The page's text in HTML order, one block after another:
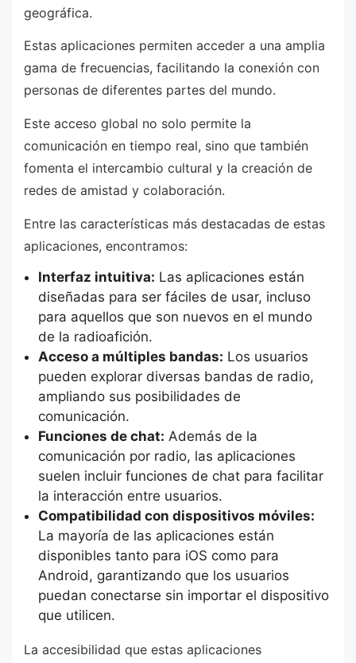
geográfica.
Estas aplicaciones permiten acceder a una amplia
gama de frecuencias, facilitando la conexión con
personas de diferentes partes del mundo.
Este acceso global no solo permite la
comunicación en tiempo real, sino que también
fomenta el intercambio cultural y la creación de
redes de amistad y colaboración.
Entre las características más destacadas de estas
aplicaciones, encontramos:
Interfaz intuitiva: Las aplicaciones están
diseñadas para ser fáciles de usar, incluso
para aquellos que son nuevos en el mundo
de la radioafición.
Acceso a múltiples bandas: Los usuarios
pueden explorar diversas bandas de radio,
ampliando sus posibilidades de
comunicación.
Funciones de chat: Además de la
comunicación por radio, las aplicaciones
suelen incluir funciones de chat para facilitar
la interacción entre usuarios.
Compatibilidad con dispositivos móviles:
La mayoría de las aplicaciones están
disponibles tanto para iOS como para
Android, garantizando que los usuarios
puedan conectarse sin importar el dispositivo
que utilicen.
La accesibilidad que estas aplicaciones